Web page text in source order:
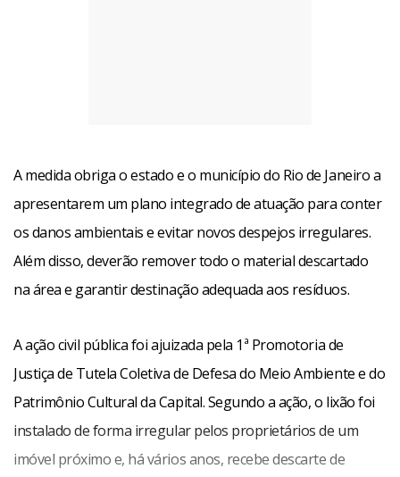
A medida obriga o estado e o município do Rio de Janeiro a
apresentarem um plano integrado de atuação para conter
os danos ambientais e evitar novos despejos irregulares.
Além disso, deverão remover todo o material descartado
na área e garantir destinação adequada aos resíduos.
A ação civil pública foi ajuizada pela 1ª Promotoria de
Justiça de Tutela Coletiva de Defesa do Meio Ambiente e do
Patrimônio Cultural da Capital. Segundo a ação, o lixão foi
instalado de forma irregular pelos proprietários de um
imóvel próximo e, há vários anos, recebe descarte de